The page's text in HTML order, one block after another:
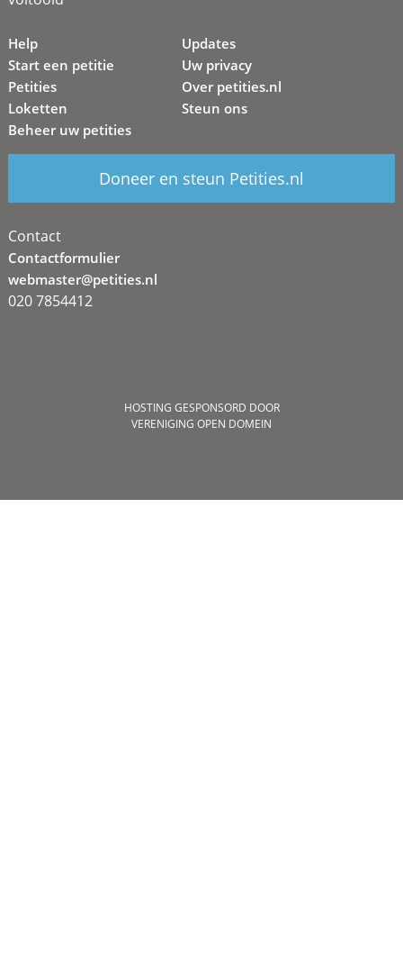
Help
Start een petitie
Petities
Loketten
Beheer uw petities
Updates
Uw privacy
Over petities.nl
Steun ons
Doneer en steun Petities.nl
Contact
Contactformulier
webmaster@petities.nl
020 7854412
HOSTING GESPONSORD DOOR
VERENIGING OPEN DOMEIN